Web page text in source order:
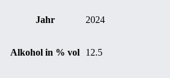
Jahr 2024
Alkohol in % vol 12.5